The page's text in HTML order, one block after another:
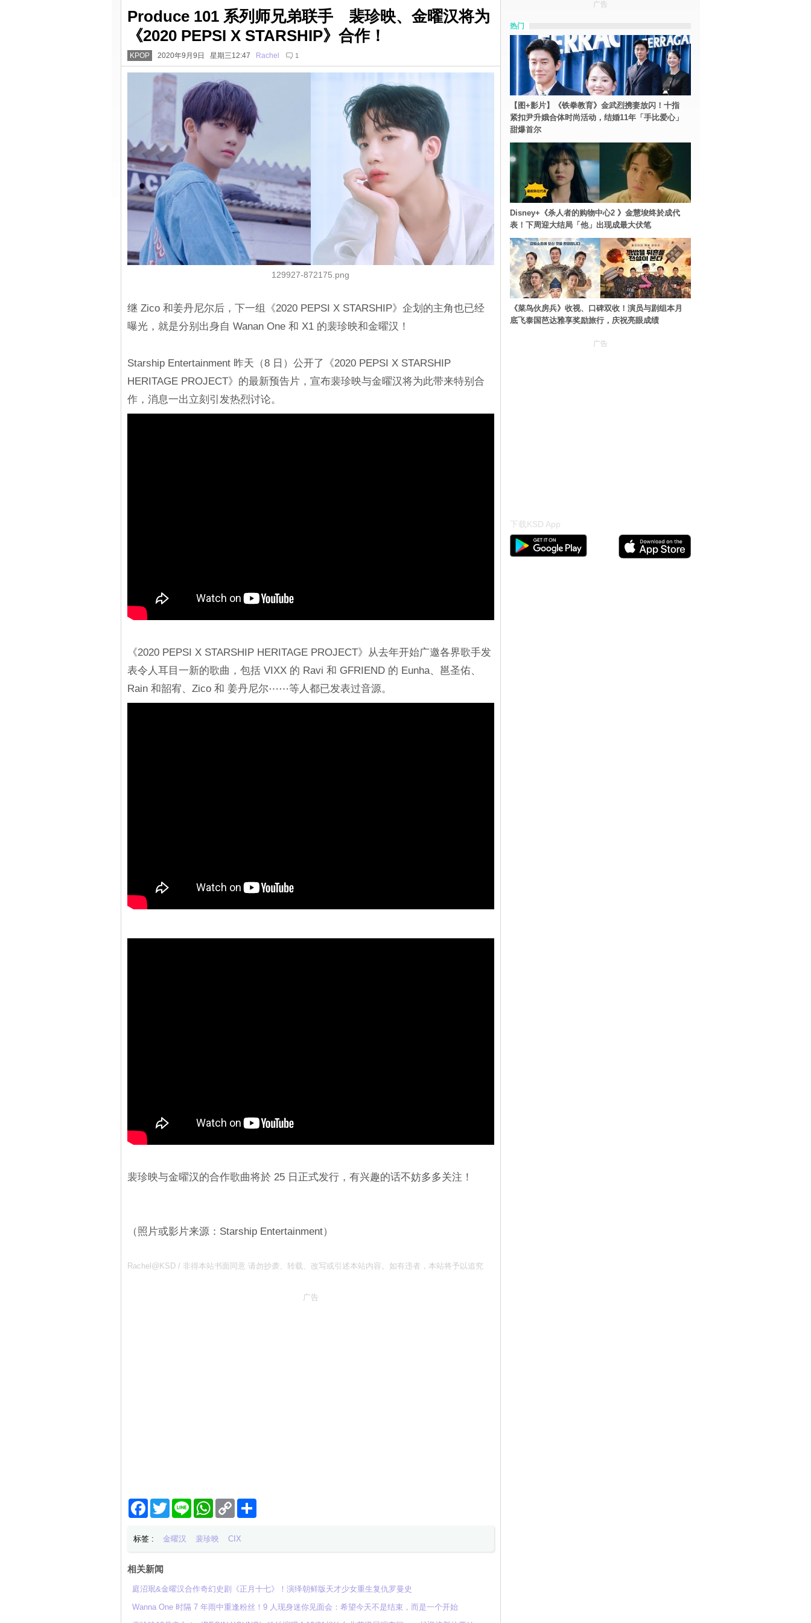
Produce 101 系列师兄弟联手 裴珍映、金曜汉将为
《2020 PEPSI X STARSHIP》合作！
KPOP 2020年9月9日 星期三12:47 Rachel 1
129927-872175.png
继 Zico 和姜丹尼尔后，下一组《2020 PEPSI X STARSHIP》企划的主角也已经
曝光，就是分别出身自 Wanan One 和 X1 的裴珍映和金曜汉！
Starship Entertainment 昨天（8 日）公开了《2020 PEPSI X STARSHIP
HERITAGE PROJECT》的最新预告片，宣布裴珍映与金曜汉将为此带来特别合
作，消息一出立刻引发热烈讨论。
《2020 PEPSI X STARSHIP HERITAGE PROJECT》从去年开始广邀各界歌手发
表令人耳目一新的歌曲，包括 VIXX 的 Ravi 和 GFRIEND 的 Eunha、邕圣佑、
Rain 和韶宥、Zico 和 姜丹尼尔⋯⋯等人都已发表过音源。
裴珍映与金曜汉的合作歌曲将於 25 日正式发行，有兴趣的话不妨多多关注！
（照片或影片来源：Starship Entertainment）
Rachel@KSD / 非得本站书面同意 请勿抄袭、转载、改写或引述本站内容。如有违者，本站将予以追究
广告
Facebook
TwitterLine WhatsApp
Copy
Link
分
标签 : 金曜汉 裴珍映 CIX
相关新闻
庭沼珉&金曜汉合作奇幻史剧《正月十七》！演绎朝鲜版天才少女重生复仇罗曼史
Wanna One 时隔 7 年雨中重逢粉丝！9 人现身迷你见面会：希望今天不是结束，而是一个开始
广告
热门
【图+影片】《铁拳教育》金武烈携妻放闪！十指
紧扣尹升娥合体时尚活动，结婚11年「手比爱心」
甜爆首尔
Disney+《杀人者的购物中心2 》金慧埈终於成代
表！下周迎大结局「他」出现成最大伏笔
《菜鸟伙房兵》收视、口碑双收！演员与剧组本月
底飞泰国芭达雅享奖励旅行，庆祝亮眼成绩
广告
下载KSD App